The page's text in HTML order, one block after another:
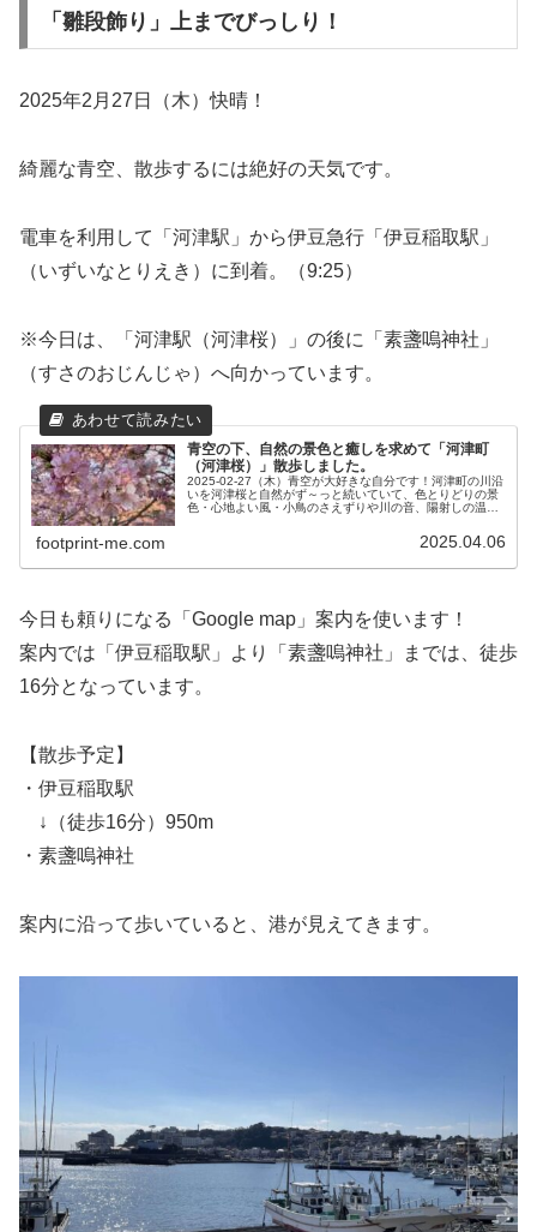
「雛段飾り」上までびっしり！
2025年2月27日（木）快晴！
綺麗な青空、散歩するには絶好の天気です。
電車を利用して「河津駅」から伊豆急行「伊豆稲取駅」
（いずいなとりえき）に到着。（9:25）
※今日は、「河津駅（河津桜）」の後に「素盞嗚神社」
（すさのおじんじゃ）へ向かっています。
青空の下、自然の景色と癒しを求めて「河津町
（河津桜）」散歩しました。
2025-02-27（木）青空が大好きな自分です！河津町の川沿
いを河津桜と自然がず～っと続いていて、色とりどりの景
色・心地よい風・小鳥のさえずりや川の音、陽射しの温も
footprint-me.com 2025.04.06
今日も頼りになる「Google map」案内を使います！
案内では「伊豆稲取駅」より「素盞嗚神社」までは、徒歩
16分となっています。
【散歩予定】
・伊豆稲取駅
↓（徒歩16分）950m
・素盞嗚神社
案内に沿って歩いていると、港が見えてきます。